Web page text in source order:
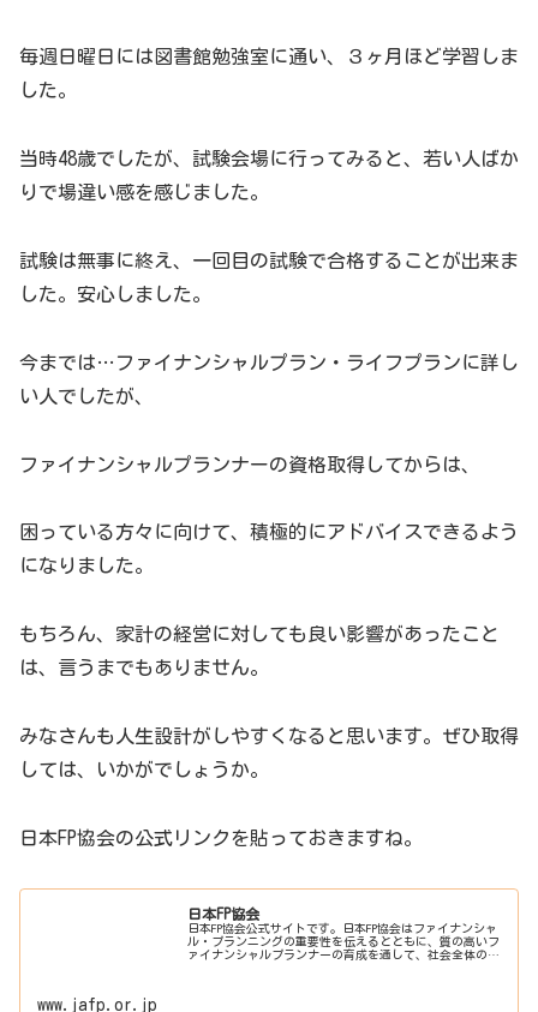
毎週日曜日には図書館勉強室に通い、３ヶ月ほど学習しま
した。
当時48歳でしたが、試験会場に行ってみると、若い人ばか
りで場違い感を感じました。
試験は無事に終え、一回目の試験で合格することが出来ま
した。安心しました。
今までは…ファイナンシャルプラン・ライフプランに詳し
い人でしたが、
ファイナンシャルプランナーの資格取得してからは、
困っている方々に向けて、積極的にアドバイスできるよう
になりました。
もちろん、家計の経営に対しても良い影響があったこと
は、言うまでもありません。
みなさんも人生設計がしやすくなると思います。ぜひ取得
しては、いかがでしょうか。
日本FP協会の公式リンクを貼っておきますね。
日本FP協会
日本FP協会公式サイトです。日本FP協会はファイナンシャ
ル・プランニングの重要性を伝えるとともに、質の高いフ
ァイナンシャルプランナーの育成を通して、社会全体の利
www.jafp.or.jp